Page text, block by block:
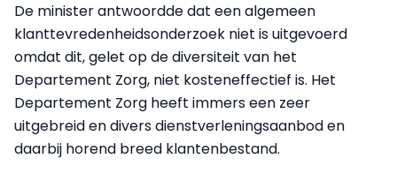
De minister antwoordde dat een algemeen
klanttevredenheidsonderzoek niet is uitgevoerd
omdat dit, gelet op de diversiteit van het
Departement Zorg, niet kosteneffectief is. Het
Departement Zorg heeft immers een zeer
uitgebreid en divers dienstverleningsaanbod en
daarbij horend breed klantenbestand.